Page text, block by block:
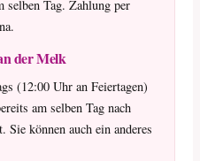
selben Tag. Zahlung per
der Melk
(12:00 Uhr an Feiertagen)
am selben Tag nach
können auch ein anderes